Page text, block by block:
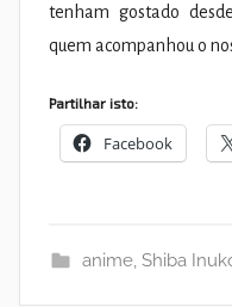
tenham gostado
quem acompanhou o
Partilhar isto:
Facebook
anime, Shiba